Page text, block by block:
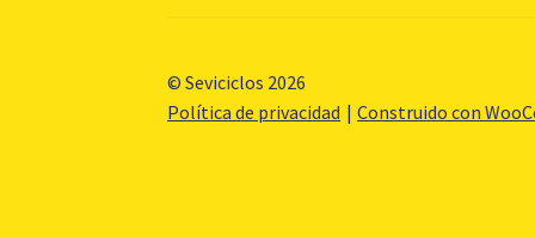
© Seviciclos 2026
Política de privacidad
Construido con